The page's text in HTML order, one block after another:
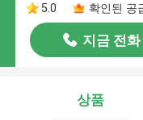
5.0
확인된 공
지금 전화
상품